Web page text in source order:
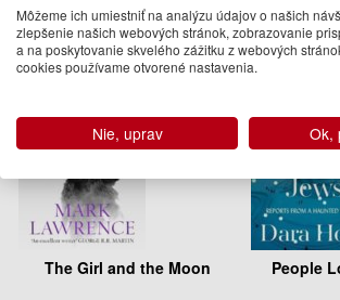
The Girl and the Moon People
Môžeme ich umiestniť na analýzu údajov o našich
zlepšenie našich webových stránok, zobrazovanie
a na poskytovanie skvelého zážitku z webových
cookies používame otvorené nastavenia.
Nie, uprav Ok,